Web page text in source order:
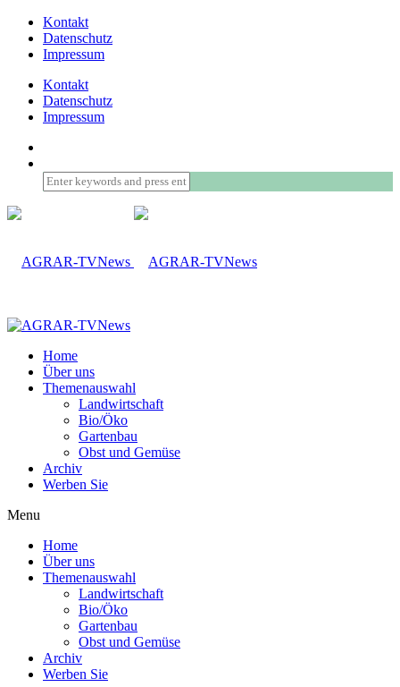
Kontakt
Datenschutz
Impressum
Kontakt
Datenschutz
Impressum
Home
Über uns
Themenauswahl
Landwirtschaft
Bio/Öko
Gartenbau
Obst und Gemüse
Archiv
Werben Sie
Menu
Home
Über uns
Themenauswahl
Landwirtschaft
Bio/Öko
Gartenbau
Obst und Gemüse
Archiv
Werben Sie